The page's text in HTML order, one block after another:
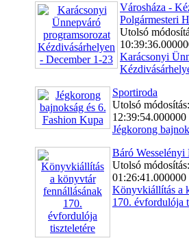
Városháza -
Polgármesteri
Utolsó
Karácsonyi
Sportiroda
Utolsó
12:39:54.000000
Jégkorong
Báró
Utolsó
01:26:41.000000
Könyvkiállítás a
170. évfordulója